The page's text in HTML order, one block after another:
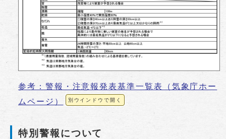
参考：警報・注意報発表基準一覧表（気象庁ホー
ムページ）
別ウインドウで開く
特別警報について